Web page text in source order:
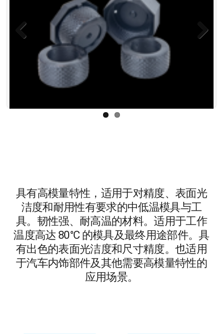
具有高模量特性，适用于对精度、表面光
洁度和耐用性有要求的中低温模具与工
具。韧性强、耐高温的材料。适用于工作
温度高达 80°C 的模具及最终用途部件。具
有出色的表面光洁度和尺寸精度。也适用
于汽车内饰部件及其他需要高模量特性的
应用场景。